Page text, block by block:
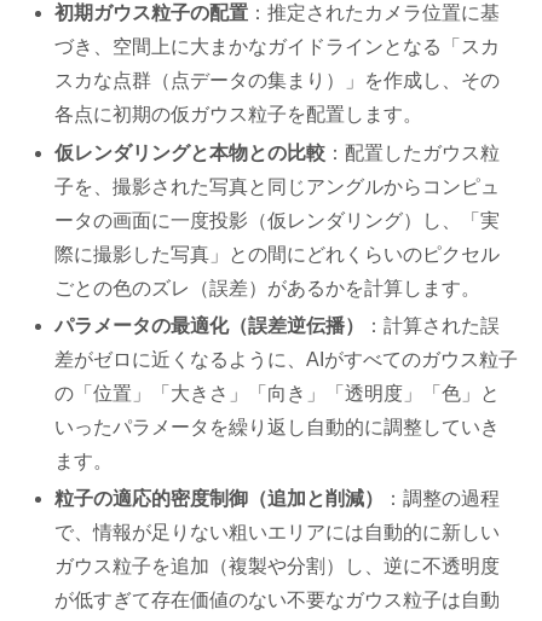
初期ガウス粒子の配置 ：推定されたカメラ位置に基
づき、空間上に大まかなガイドラインとなる「スカ
スカな点群（点データの集まり）」を作成し、その
各点に初期の仮ガウス粒子を配置します。
仮レンダリングと本物との比較 ：配置したガウス粒
子を、撮影された写真と同じアングルからコンピュ
ータの画面に一度投影（仮レンダリング）し、「実
際に撮影した写真」との間にどれくらいのピクセル
ごとの色のズレ（誤差）があるかを計算します。
パラメータの最適化（誤差逆伝播）
：計算された誤
差がゼロに近くなるように、AIがすべてのガウス粒子
の「位置」「大きさ」「向き」「透明度」「色」と
いったパラメータを繰り返し自動的に調整していき
ます。
粒子の適応的密度制御（追加と削減）
：調整の過程
で、情報が足りない粗いエリアには自動的に新しい
ガウス粒子を追加（複製や分割）し、逆に不透明度
が低すぎて存在価値のない不要なガウス粒子は自動